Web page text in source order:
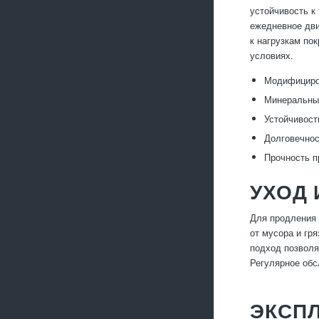
устойчивость
ежедневное
к нагрузкам
условиях.
Прочность
УХОД
Для продления
от мусора и
подход
Регулярное